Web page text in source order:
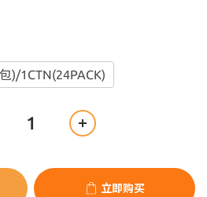
)/1CTN(24PACK)
立即购买